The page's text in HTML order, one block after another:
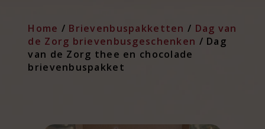
Home / Brievenbuspakketten / Dag van
de Zorg brievenbusgeschenken / Dag
van de Zorg thee en chocolade
brievenbuspakket